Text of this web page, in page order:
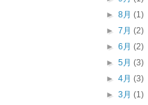
►8月(1)
►7月(2)
►6月(2)
►5月(3)
►4月(3)
►3月(1)